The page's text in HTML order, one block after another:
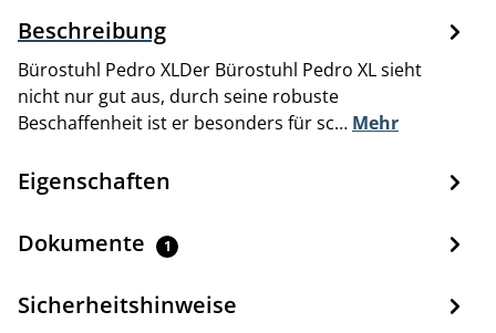
Beschreibung
Bürostuhl Pedro XLDer Bürostuhl Pedro XL sieht
nicht nur gut aus, durch seine robuste
Beschaffenheit ist er besonders für sc… Mehr
Eigenschaften
Dokumente 1
Sicherheitshinweise